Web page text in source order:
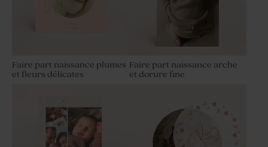
Faire part naissance plumes
et fleurs délicates
Faire part naissance arche
et dorure fine